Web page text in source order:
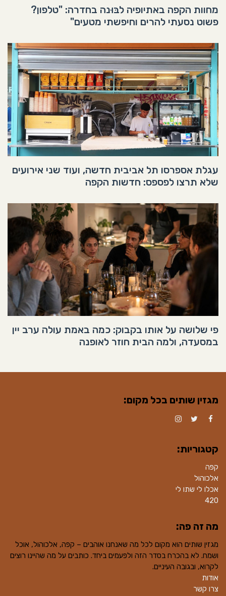
מחוות הקפה באתיופיה לבּוּנה בחדרה: "טלפון?
פשוט נסעתי להרים וחיפשתי מטעים"
עגלת אספרסו תל אביבית חדשה, ועוד שני אירועים
שלא תרצו לפספס: חדשות הקפה
פי שלושה על אותו בקבוק: כמה באמת עולה ערב יין
במסעדה, ולמה הבית חוזר לאופנה
מגזין שותים בכל מקום:
קטגוריות:
קפה
אלכוהול
אכלו לי שתו לי
420
מה זה פה:
מגזין שותים הוא מקום לכל מה שאנחנו אוהבים – קפה, אלכוהול, אוכל
ושמח. לא בהכרח בסדר הזה ולפעמים ביחד. כותבים על מה שהיינו רוצים
לקרוא, ובגובה העיניים.
אודות
צרו קשר